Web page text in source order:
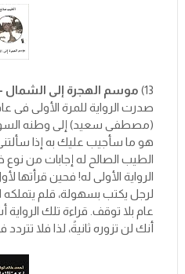
13) موسم الهجرة إلى الشمال
(مصطفى سعيد) إلى وطنه
هو ما سأجيب عليك به إذا سألتنى
الطيب الصالح له إجابات من
الرواية الأولى له! فحين قرأتها
لرجل يكتب بسهولة، قلم يتملكه
عام بلا توقف. قراءة تلك
أنك لن تزوره ثانيةً، لذا فلا تتردد